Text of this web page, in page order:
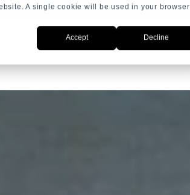
A single cookie will be used in your browser
Accept Decline